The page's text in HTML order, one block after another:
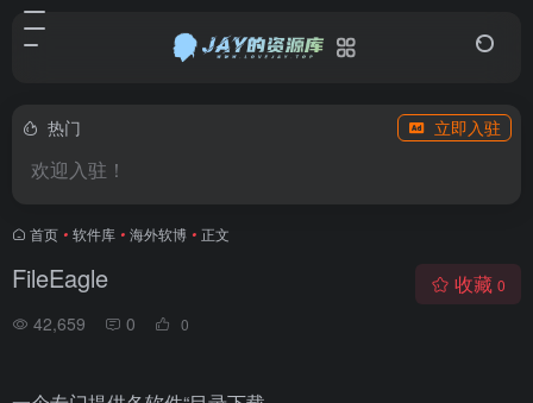
热门 立即入驻
欢迎入驻！
首页 • 软件库 • 海外软博 • 正文
FileEagle
42,659 0 0
收藏 0